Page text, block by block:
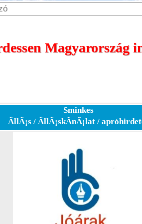
Magyarország
Sminkes
ÃllÃ¡s / ÃllÃ¡skÃ­nÃ¡lat /